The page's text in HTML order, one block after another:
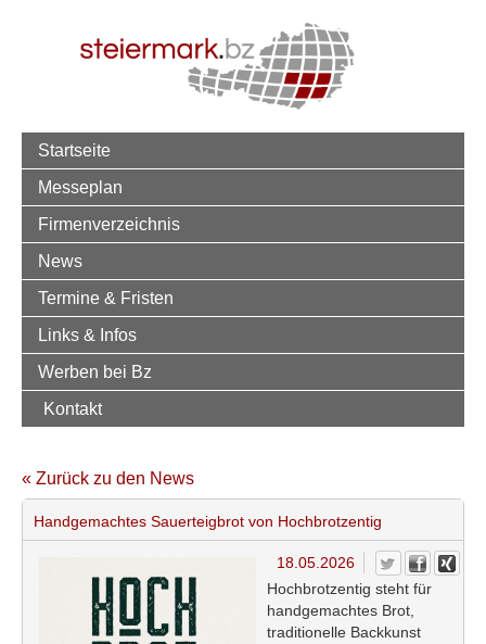
Startseite
Messeplan
Firmenverzeichnis
News
Termine & Fristen
Links & Infos
Werben bei Bz
Kontakt
« Zurück zu den News
Handgemachtes Sauerteigbrot von Hochbrotzentig
18.05.2026
Hochbrotzentig steht für
handgemachtes Brot,
traditionelle Backkunst